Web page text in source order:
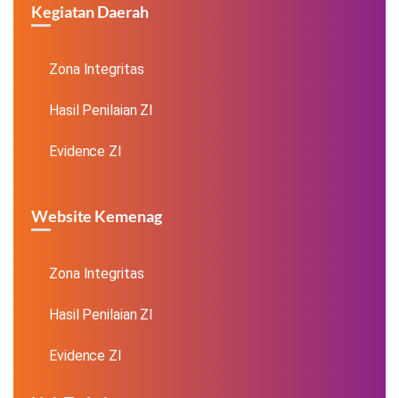
Kegiatan Daerah
Zona Integritas
Hasil Penilaian ZI
Evidence ZI
Website Kemenag
Zona Integritas
Hasil Penilaian ZI
Evidence ZI